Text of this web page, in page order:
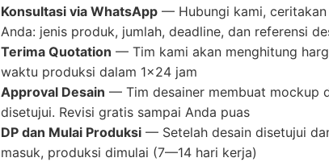
Konsultasi via WhatsApp — Hubungi kami, ceritakan
Anda: jenis produk, jumlah, deadline, dan referensi
Terima Quotation — Tim kami akan menghitung
waktu produksi dalam 1×24 jam
Approval Desain — Tim desainer membuat mockup
disetujui. Revisi gratis sampai Anda puas
DP dan Mulai Produksi — Setelah desain disetujui
masuk, produksi dimulai (7—14 hari kerja)